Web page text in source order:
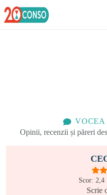
Opinii, recenzii și păreri
Scor: 2,4
Scrie